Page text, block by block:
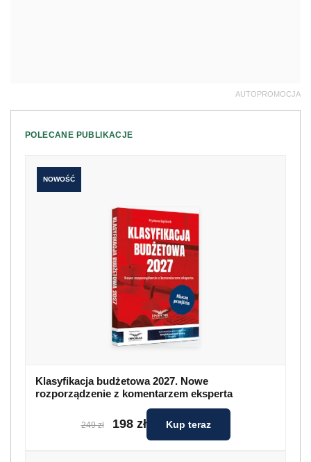
AUTOPROMOCJA
POLECANE PUBLIKACJE
NOWOŚĆ
Klasyfikacja budżetowa 2027. Nowe
rozporządzenie z komentarzem eksperta
249 zł 198 zł Kup teraz